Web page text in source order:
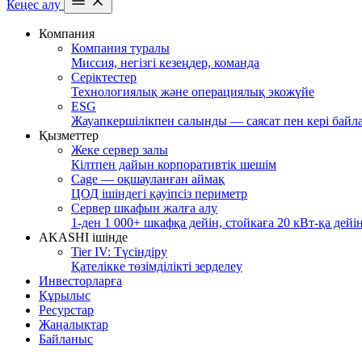
Кеңес алу
Компания
Компания туралы
Миссия, негізгі кезеңдер, команда
Серіктестер
Технологиялық және операциялық экожүйе
ESG
Жауапкершілікпен салынды — саясат пен кері
Қызметтер
Жеке сервер залы
Кілтпен дайын корпоративтік шешім
Cage — оқшауланған аймақ
ЦОД ішіндегі қауіпсіз периметр
Сервер шкафын жалға алу
1-ден 1 000+ шкафқа дейін, стойкаға 20 кВт-қа дейін
AKASHI ішінде
Tier IV: Түсіндіру
Қателікке төзімділікті зерделеу
Инвесторларға
Құрылыс
Ресурстар
Жаңалықтар
Байланыс